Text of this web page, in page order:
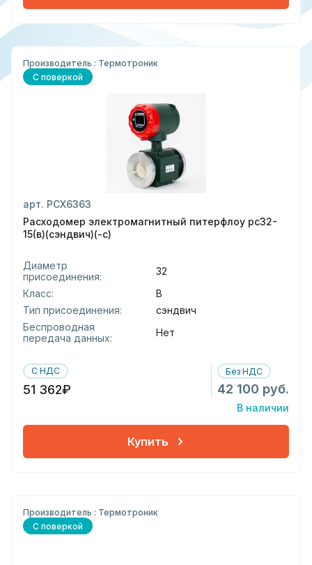
Производитель : Термотроник
С поверкой
арт. РСХ6363
Расходомер электромагнитный питерфлоу рс32-
15(в)(сэндвич)(-с)
Диаметр
присоединения:
32
Класс:
В
Тип присоединения:
сэндвич
Беспроводная
передача данных:
Нет
С НДС
51 362₽
Без НДС
42 100 руб.
В наличии
Купить
Производитель : Термотроник
С поверкой